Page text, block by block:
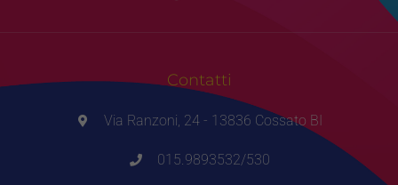
Contatti
Via Ranzoni, 24 - 13836 Cossato BI
015.9893532/530